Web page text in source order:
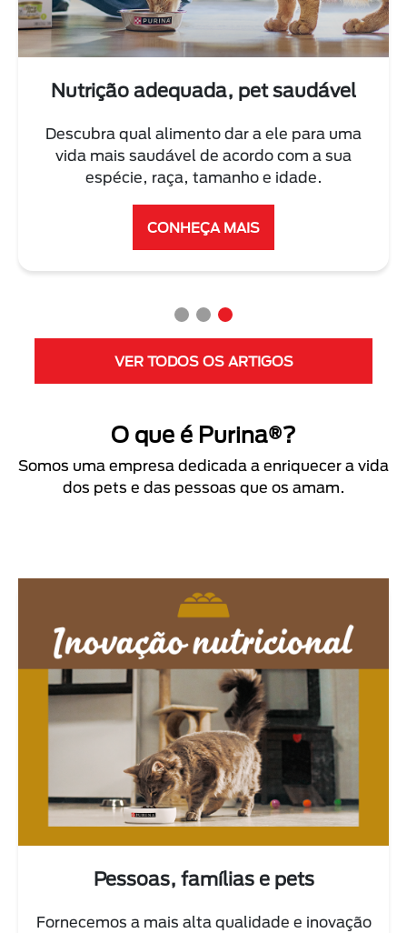
Nutrição adequada, pet saudável
Descubra qual alimento dar a ele para uma
vida mais saudável de acordo com a sua
espécie, raça, tamanho e idade.
CONHEÇA MAIS
VER TODOS OS ARTIGOS
O que é Purina®?
Somos uma empresa dedicada a enriquecer a vida
dos pets e das pessoas que os amam.
Pessoas, famílias e pets
Fornecemos a mais alta qualidade e inovação